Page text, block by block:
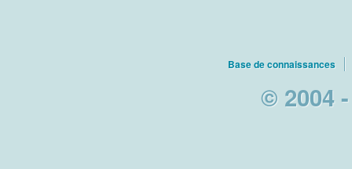
Base de connaissances
© 2004